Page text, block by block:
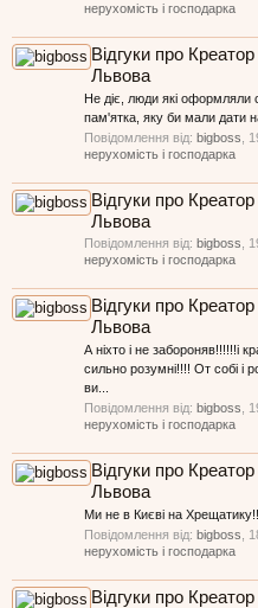
нерухомість і господарка
Відгуки про
Львова
Не діє, люди які оформляли
пам'ятка, яку би мали дати
Повідомлення від: bigboss
нерухомість і господарка
Відгуки про
Львова
Повідомлення від: bigboss
нерухомість і господарка
Відгуки про
Львова
А ніхто і не забороняв!!!!!!і
сильно розумні!!!! От собі і
ви...
Повідомлення від: bigboss
нерухомість і господарка
Відгуки про
Львова
Ми не в Києві на
Повідомлення від: bigboss
нерухомість і господарка
Відгуки про